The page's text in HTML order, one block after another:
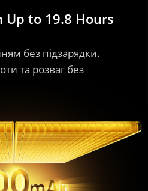
без підзарядки.
та розваг без
Up to 19.8 Hours